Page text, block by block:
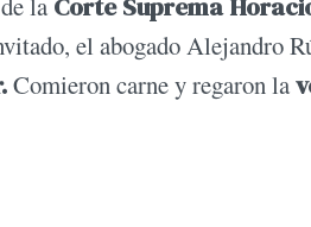
Corte Suprema
el abogado Alejandro
Comieron carne y regaron la